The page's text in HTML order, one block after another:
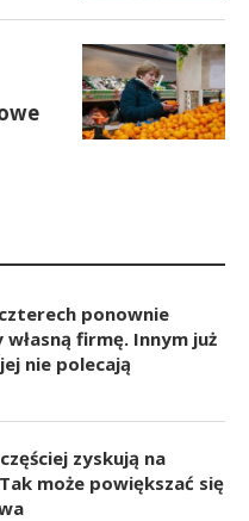
ponownie
własną firmę. Innym już
nie polecają
zyskują na
może powiększać się